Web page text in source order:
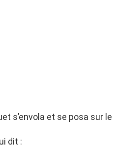
s’envola et se posa sur le
dit :